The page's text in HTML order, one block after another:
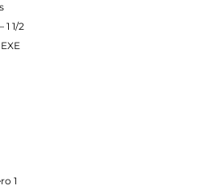
1 1/2
1